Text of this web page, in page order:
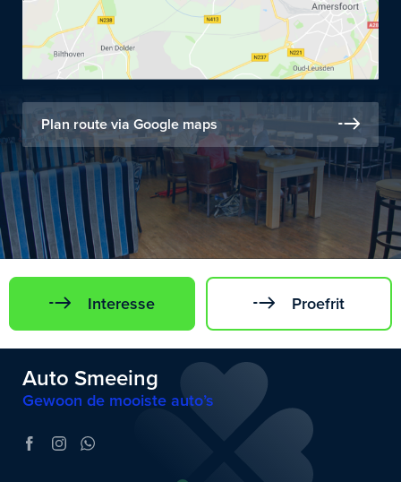
Plan route via Google maps
Interesse Proefrit
Auto Smeeing
Gewoon de mooiste auto’s